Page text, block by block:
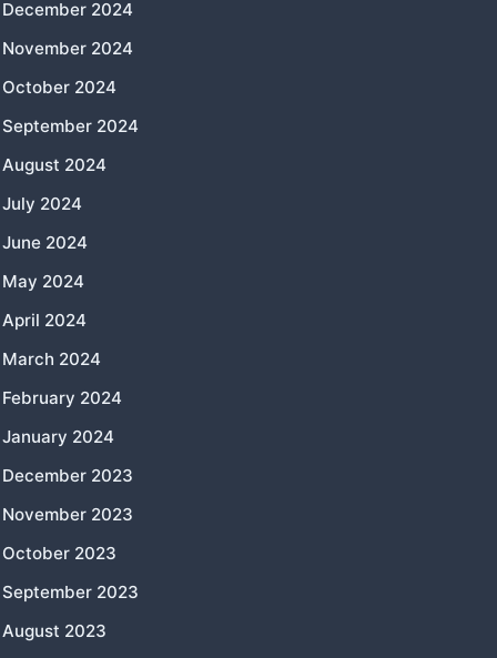
December 2024
November 2024
October 2024
September 2024
August 2024
July 2024
June 2024
May 2024
April 2024
March 2024
February 2024
January 2024
December 2023
November 2023
October 2023
September 2023
August 2023